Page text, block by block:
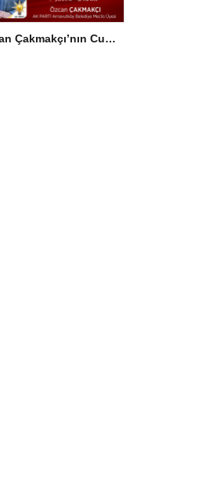
Özcan Çakmakçı’nın Cumhuriyet Bayramı Mesajı